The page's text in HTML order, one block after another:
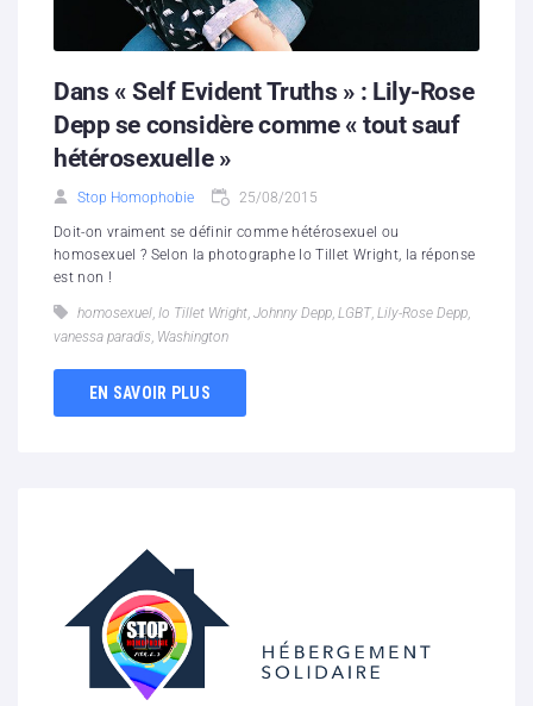
Dans « Self Evident Truths » : Lily-Rose
Depp se considère comme « tout sauf
hétérosexuelle »
Stop Homophobie 25/08/2015
Doit-on vraiment se définir comme hétérosexuel ou
homosexuel ? Selon la photographe Io Tillet Wright, la réponse
est non !
homosexuel, Io Tillet Wright, Johnny Depp, LGBT, Lily-Rose Depp,
vanessa paradis, Washington
EN SAVOIR PLUS